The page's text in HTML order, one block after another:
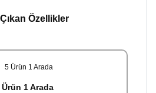
Özellikler
Ürün 1 Arada